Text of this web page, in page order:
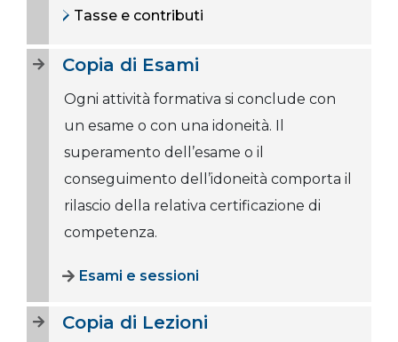
Tasse e contributi
Copia di Esami
Ogni attività formativa si conclude con
un esame o con una idoneità. Il
superamento dell’esame o il
conseguimento dell’idoneità comporta il
rilascio della relativa certificazione di
competenza.
Esami e sessioni
Copia di Lezioni